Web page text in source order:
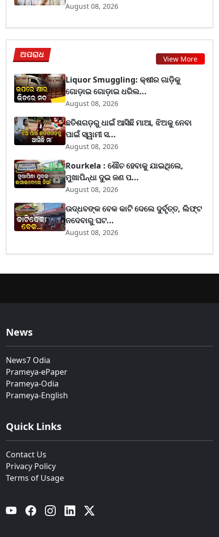
August 08, 2026
ଅପରାଧ View More
Liquor Smuggling: କ୍ଷୀର ଗାଡ଼ିକୁ
ଗୋଡ଼ାଇ ଗୋଡ଼ାଇ ଧରିଲ...
August 08, 2026
ଛତିଶଗଡ଼ରୁ ଧାଇଁ ଆସିଛି ମାଆ, ଝିଅକୁ ନେବା
ପାଇଁ ସ୍ୱାମୀ ସ...
August 08, 2026
Rourkela : ଶୌଚ ହେବାକୁ ଯାଇଥିଲେ,
ମୁଖାପିନ୍ଧା ଦୁଇ ଜଣ ପ...
August 08, 2026
ଉଦ୍ଧବଙ୍କ ବେକ କାଟି ଦେଲେ ଦୁର୍ବୃତ୍ତ, ଲିଫ୍ଟ
ନଦେବାରୁ ଘଟ...
August 08, 2026
News
News7 Odia
Prameya-ePaper
Prameya-Odia
Prameya-English
Quick Links
Contact Us
Privacy Policy
Terms of Usage
YouTube Facebook Instagram Linkedin